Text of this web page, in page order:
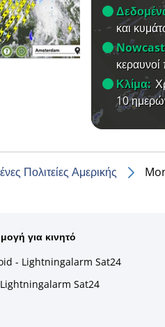
και
Κλίμα:
10
Πολιτείες Αμερικής
για κινητό
- Lightningalarm Sat24
Sat24